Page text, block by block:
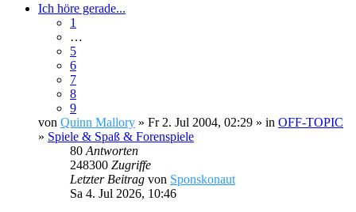
Ich höre gerade...
1
…
5
6
7
8
9
von Quinn Mallory » Fr 2. Jul 2004, 02:29 » in OFF-TOPIC
» Spiele & Spaß & Forenspiele
80 Antworten
248300 Zugriffe
Letzter Beitrag von Sponskonaut
Sa 4. Jul 2026, 10:46